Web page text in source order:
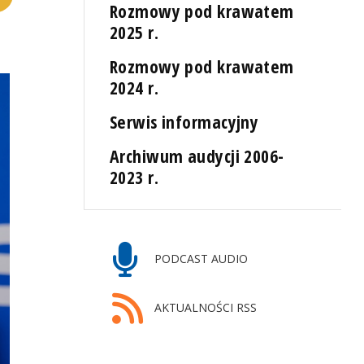
Rozmowy pod krawatem
2025 r.
Rozmowy pod krawatem
2024 r.
Serwis informacyjny
Archiwum audycji 2006-
2023 r.
PODCAST AUDIO
AKTUALNOŚCI RSS